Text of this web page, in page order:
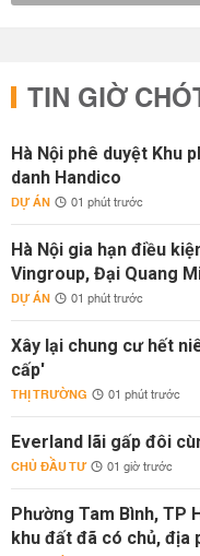
TIN GIỜ
Hà Nội phê duyệt Khu
danh Handico
DỰ ÁN 01 phút trước
Hà Nội gia hạn điều
Vingroup, Đại Quang
DỰ ÁN 01 phút trước
Xây lại chung cư hết
cấp'
THỊ TRƯỜNG 01 phút trước
Everland lãi gấp đôi
CHỦ ĐẦU TƯ 01 giờ trước
Phường Tam Bình, TP
khu đất đã có chủ, địa